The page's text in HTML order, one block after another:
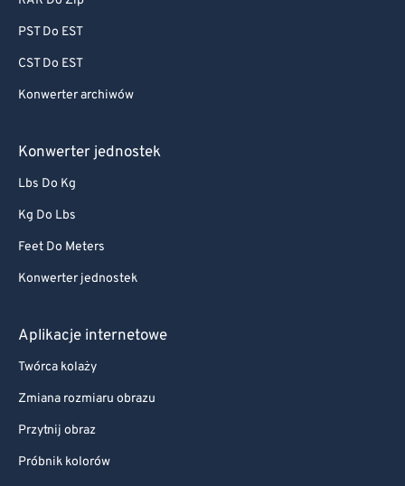
PST Do EST
CST Do EST
Konwerter archiwów
Konwerter jednostek
Lbs Do Kg
Kg Do Lbs
Feet Do Meters
Konwerter jednostek
Aplikacje internetowe
Twórca kolaży
Zmiana rozmiaru obrazu
Przytnij obraz
Próbnik kolorów